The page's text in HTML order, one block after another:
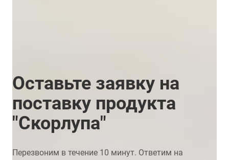
Оставьте заявку на
поставку продукта
"Скорлупа"
Перезвоним в течение 10 минут. Ответим на